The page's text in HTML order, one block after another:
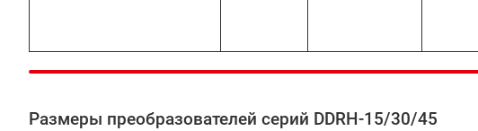
Размеры преобразователей серий DDRH-15/30/45